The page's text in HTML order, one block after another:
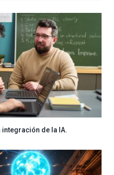
integración de la IA.